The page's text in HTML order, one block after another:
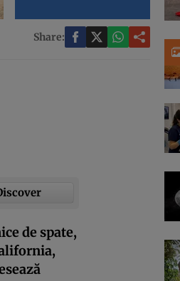
Share:
de spate,